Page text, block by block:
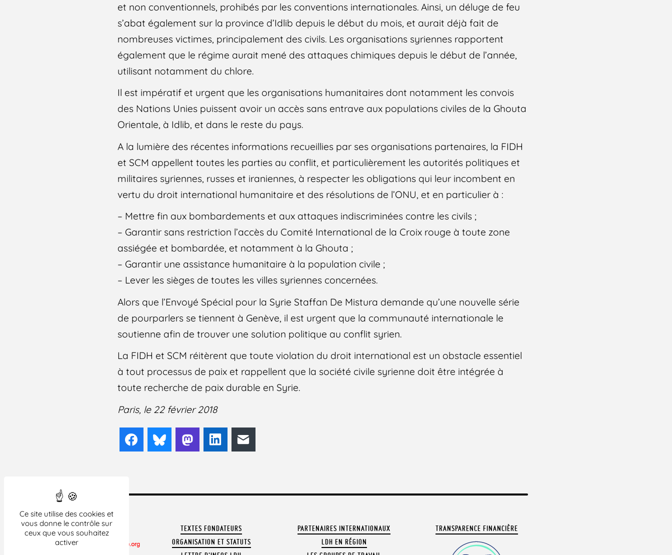
Ce site utilise des cookies et
vous donne le contrôle sur
ceux que vous souhaitez
activer
et non conventionnels, prohibés par les conventions internationales. Ainsi, un déluge de feu
s’abat également sur la province d’Idlib depuis le début du mois, et aurait déjà fait de
nombreuses victimes, principalement des civils. Les organisations syriennes rapportent
également que le régime aurait mené des attaques chimiques depuis le début de l’année,
utilisant notamment du chlore.
Il est impératif et urgent que les organisations humanitaires dont notamment les convois
des Nations Unies puissent avoir un accès sans entrave aux populations civiles de la Ghouta
Orientale, à Idlib, et dans le reste du pays.
A la lumière des récentes informations recueillies par ses organisations partenaires, la FIDH
et SCM appellent toutes les parties au conflit, et particulièrement les autorités politiques et
militaires syriennes, russes et iraniennes, à respecter les obligations qui leur incombent en
vertu du droit international humanitaire et des résolutions de l’ONU, et en particulier à :
– Mettre fin aux bombardements et aux attaques indiscriminées contre les civils ;
– Garantir sans restriction l’accès du Comité International de la Croix rouge à toute zone
assiégée et bombardée, et notamment à la Ghouta ;
– Garantir une assistance humanitaire à la population civile ;
– Lever les sièges de toutes les villes syriennes concernées.
Alors que l’Envoyé Spécial pour la Syrie Staffan De Mistura demande qu’une nouvelle série
de pourparlers se tiennent à Genève, il est urgent que la communauté internationale le
soutienne afin de trouver une solution politique au conflit syrien.
La FIDH et SCM réitèrent que toute violation du droit international est un obstacle essentiel
à tout processus de paix et rappellent que la société civile syrienne doit être intégrée à
toute recherche de paix durable en Syrie.
Paris, le 22 février 2018
FacebookBlueskyMastodonLinkedIn
TEXTES FONDATEURS
ORGANISATION ET STATUTS
PARTENAIRES INTERNATIONAUX
LDH EN RÉGION
TRANSPARENCE FINANCIÈRE